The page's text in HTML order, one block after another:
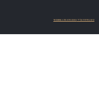
עיצוב ופיתוח על ידי WEBMATE STUDIO